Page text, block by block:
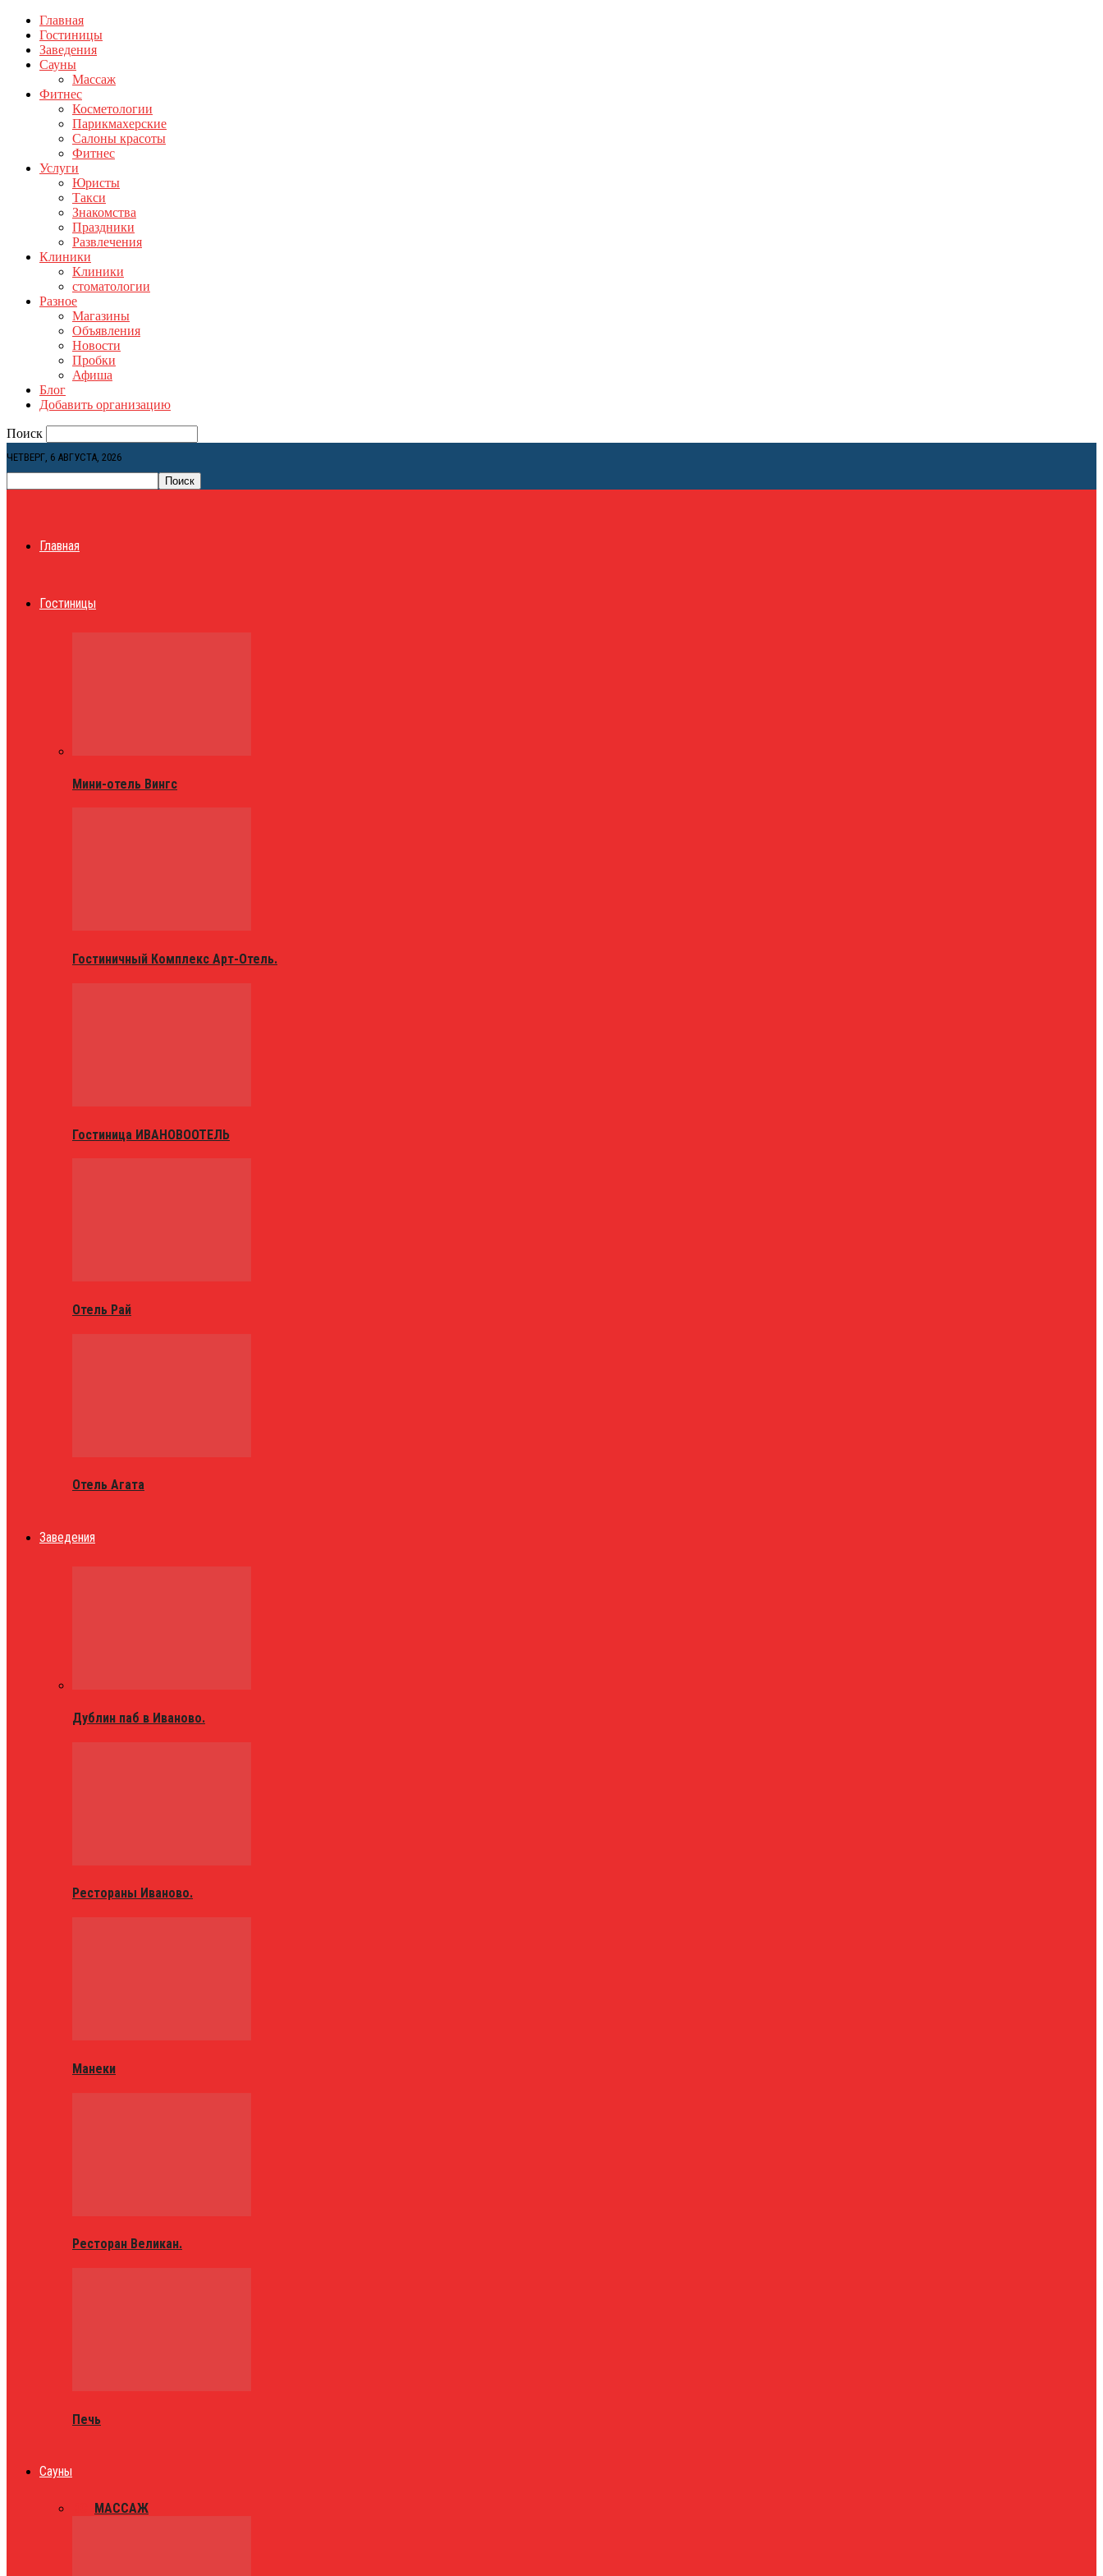
Главная
Гостиницы
Заведения
Сауны
Массаж
Фитнес
Косметологии
Парикмахерские
Салоны красоты
Фитнес
Услуги
Юристы
Такси
Знакомства
Праздники
Развлечения
Клиники
Клиники
стоматологии
Разное
Магазины
Объявления
Новости
Пробки
Афиша
Блог
Добавить организацию
Поиск
ЧЕТВЕРГ, 6 АВГУСТА, 2026
Главная
Гостиницы
Мини-отель Вингс
Гостиничный Комплекс Арт-Отель.
Гостиница ИВАНОВООТЕЛЬ
Отель Рай
Отель Агата
Заведения
Дублин паб в Иваново.
Рестораны Иваново.
Манеки
Ресторан Великан.
Печь
Сауны
МАССАЖ